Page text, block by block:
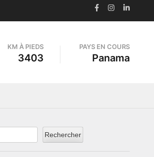
KM À PIEDS
3403
PAYS EN COURS
Panama
Rechercher